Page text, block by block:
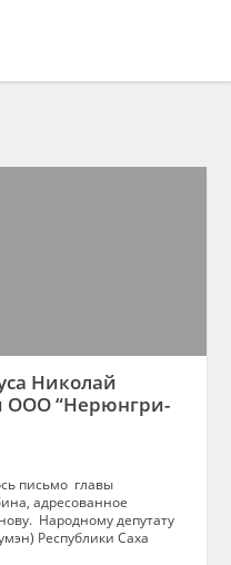
Николай
ООО “Нерюнгри-
письмо главы
адресованное
Народному депутату
Республики Саха